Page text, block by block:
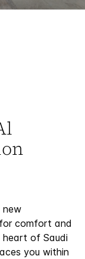
new
comfort and
of Saudi
you within